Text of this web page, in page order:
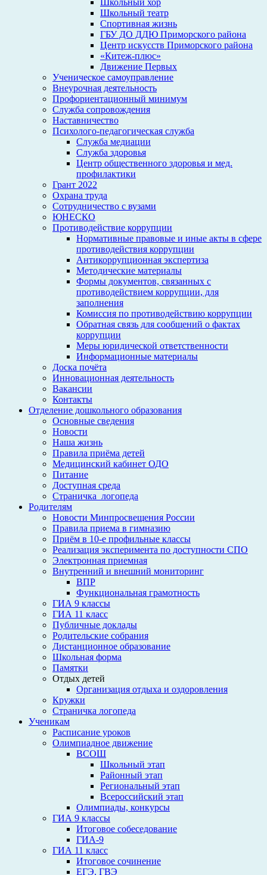
Школьный хор
Школьный театр
Спортивная жизнь
ГБУ ДО ДДЮ Приморского района
Центр искусств Приморского района
«Китеж-плюс»
Движение Первых
Ученическое самоуправление
Внеурочная деятельность
Профориентационный минимум
Служба сопровождения
Наставничество
Психолого-педагогическая служба
Служба медиации
Служба здоровья
Центр общественного здоровья и мед.
профилактики
Грант 2022
Охрана труда
Сотрудничество с вузами
ЮНЕСКО
Противодействие коррупции
Нормативные правовые и иные акты в сфере
противодействия коррупции
Антикоррупционная экспертиза
Методические материалы
Формы документов, связанных с
противодействием коррупции, для
заполнения
Комиссия по противодействию коррупции
Обратная связь для сообщений о фактах
коррупции
Меры юридической ответственности
Информационные материалы
Доска почёта
Инновационная деятельность
Вакансии
Контакты
Отделение дошкольного образования
Основные сведения
Новости
Наша жизнь
Правила приёма детей
Медицинский кабинет ОДО
Питание
Доступная среда
Страничка_логопеда
Родителям
Новости Минпросвещения России
Правила приема в гимназию
Приём в 10-е профильные классы
Реализация эксперимента по доступности СПО
Электронная приемная
Внутренний и внешний мониторинг
ВПР
Функциональная грамотность
ГИА 9 классы
ГИА 11 класс
Публичные доклады
Родительские собрания
Дистанционное образование
Школьная форма
Памятки
Отдых детей
Организация отдыха и оздоровления
Кружки
Страничка логопеда
Ученикам
Расписание уроков
Олимпиадное движение
ВСОШ
Школьный этап
Районный этап
Региональный этап
Всероссийский этап
Олимпиады, конкурсы
ГИА 9 классы
Итоговое собеседование
ГИА-9
ГИА 11 класс
Итоговое сочинение
ЕГЭ, ГВЭ